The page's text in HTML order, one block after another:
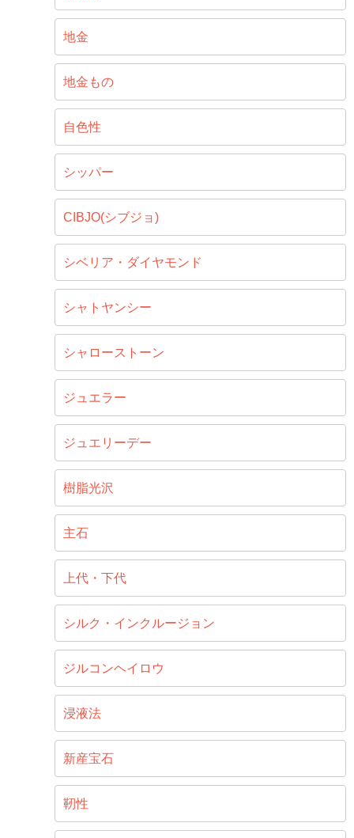
地金
地金もの
自色性
シッパー
CIBJO(シブジョ)
シベリア・ダイヤモンド
シャトヤンシー
シャローストーン
ジュエラー
ジュエリーデー
樹脂光沢
主石
上代・下代
シルク・インクルージョン
ジルコンヘイロウ
浸液法
新産宝石
靭性